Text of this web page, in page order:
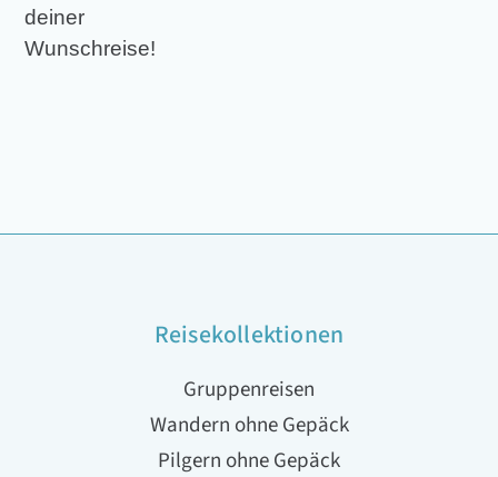
deiner
Wunschreise!
Reisekollektionen
Gruppenreisen
Wandern ohne Gepäck
Pilgern ohne Gepäck